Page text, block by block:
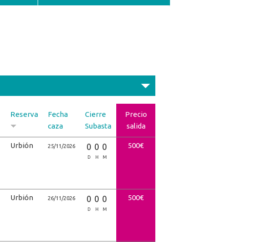
Reserva
Fecha
caza
Cierre
Subasta
Precio
salida
Urbión 25/11/2026 0
D
0
H
0
M
500€
Urbión 26/11/2026 0
D
0
H
0
M
500€